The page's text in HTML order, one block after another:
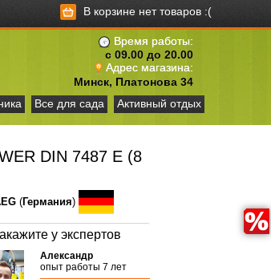
В корзине нет товаров :(
Время работы:
с 09.00 до 20.00
Адрес магазина:
Минск, Платонова 34
Все для сада Активный отдых
DIN 7487 E (8
(Германия)
у экспертов
Александр
опыт работы 7 лет